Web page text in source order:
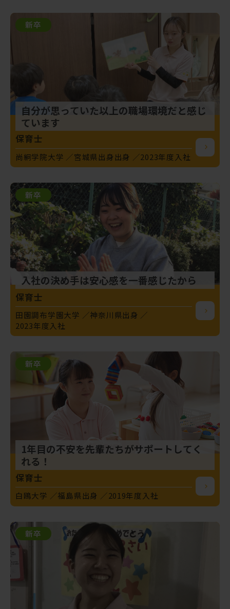
新卒
自分が思っていた以上の職場環境だと感じ
ています
保育士
尚絅学院大学 宮城県出身出身 2023年度入社
新卒
入社の決め手は安心感を一番感じたから
保育士
田園調布学園大学
神奈川県出身
2023年度入社
新卒
1年目の不安を先輩たちがサポートしてく
れる！
保育士
白鴎大学 福島県出身 2019年度入社
新卒